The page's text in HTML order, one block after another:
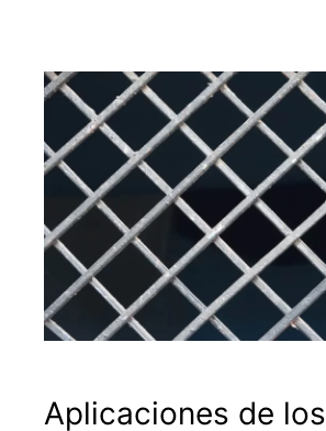
Aplicaciones de los